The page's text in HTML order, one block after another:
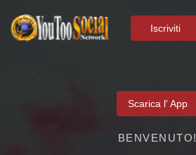
Iscriviti
Scarica l' App
BENVENUTO!